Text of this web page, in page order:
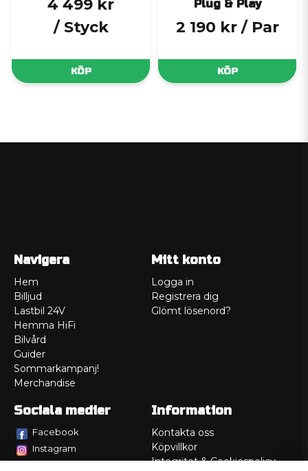
4 499 kr
/ Styck
KÖP
Plug & Play
2 190 kr / Par
KÖP
Navigera
Hem
Billjud
Lastbil 24V
Hemma HiFi
Bilvård
Guider
Sommarkampanj!
Merchandise
Mitt konto
Logga in
Registrera dig
Glömt lösenord?
Sociala medier
Facebook
Instagram
Information
Kontakta oss
Köpvillkor
Integritet & Cookiespolicy